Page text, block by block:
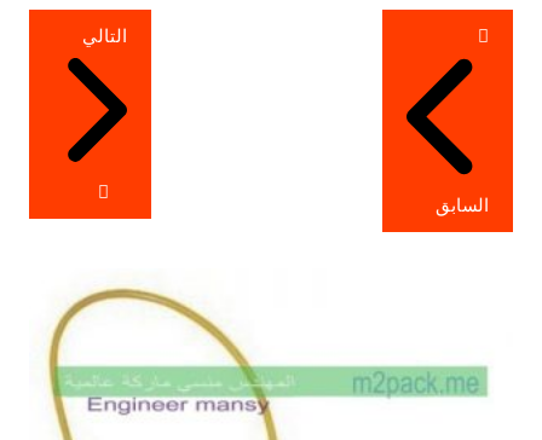
تصفّح
المقالات
السابق
التالي